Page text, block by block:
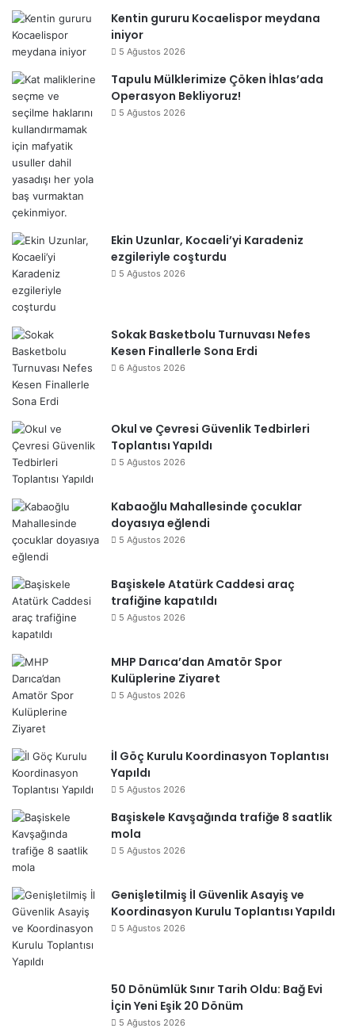
Kentin gururu Kocaelispor meydana
iniyor
5 Ağustos 2026
Tapulu Mülklerimize Çöken İhlas’ada
Operasyon Bekliyoruz!
5 Ağustos 2026
Ekin Uzunlar, Kocaeli’yi Karadeniz
ezgileriyle coşturdu
5 Ağustos 2026
Sokak Basketbolu Turnuvası Nefes
Kesen Finallerle Sona Erdi
6 Ağustos 2026
Okul ve Çevresi Güvenlik Tedbirleri
Toplantısı Yapıldı
5 Ağustos 2026
Kabaoğlu Mahallesinde çocuklar
doyasıya eğlendi
5 Ağustos 2026
Başiskele Atatürk Caddesi araç
trafiğine kapatıldı
5 Ağustos 2026
MHP Darıca’dan Amatör Spor
Kulüplerine Ziyaret
5 Ağustos 2026
İl Göç Kurulu Koordinasyon Toplantısı
Yapıldı
5 Ağustos 2026
Başiskele Kavşağında trafiğe 8 saatlik
mola
5 Ağustos 2026
Genişletilmiş İl Güvenlik Asayiş ve
Koordinasyon Kurulu Toplantısı Yapıldı
5 Ağustos 2026
50 Dönümlük Sınır Tarih Oldu: Bağ Evi
İçin Yeni Eşik 20 Dönüm
5 Ağustos 2026